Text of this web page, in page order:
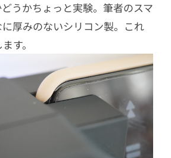
うかちょっと実験。筆者のスマ
厚みのないシリコン製。これ
す。